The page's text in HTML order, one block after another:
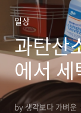
일상
과탄산
에서
게 정리
by 생각보다 가벼운